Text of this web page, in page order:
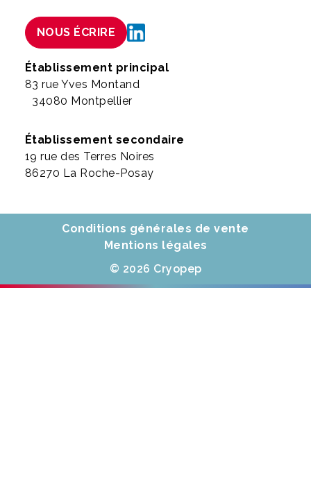
NOUS ÉCRIRE
Établissement principal
83 rue Yves Montand
34080 Montpellier
Établissement secondaire
19 rue des Terres Noires
86270 La Roche-Posay
Conditions générales de vente
Mentions légales
© 2026 Cryopep